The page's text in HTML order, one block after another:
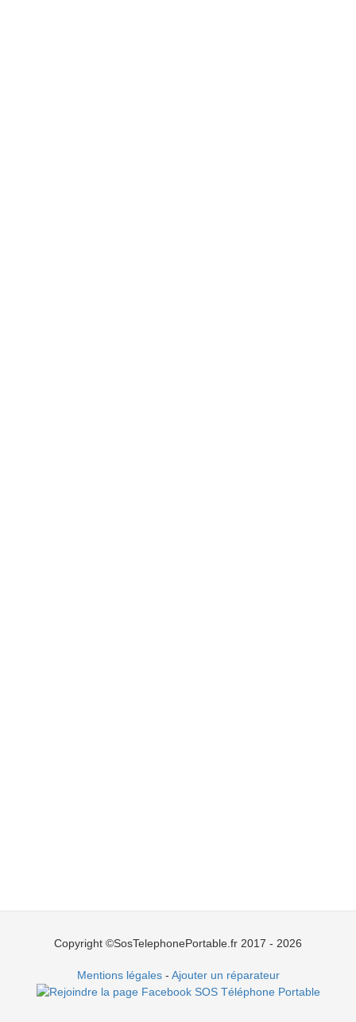
Copyright ©SosTelephonePortable.fr 2017 - 2026
Mentions légales- Ajouter un réparateur